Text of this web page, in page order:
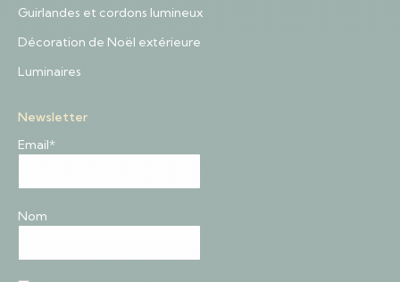
Guirlandes et cordons lumineux
Décoration de Noël extérieure
Luminaires
Newsletter
Email*
Nom